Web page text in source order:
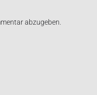
abzugeben.